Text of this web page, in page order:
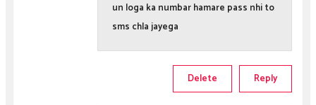
un loga ka numbar hamare pass nhi to
sms chla jayega
Reply
Delete